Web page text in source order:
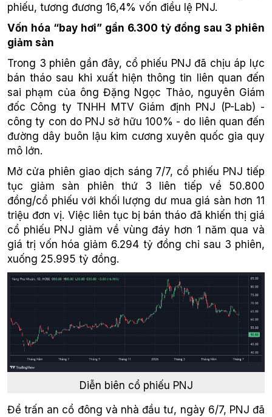
phiếu, tương đương 16,4% vốn điều lệ PNJ.
Vốn hóa “bay hơi” gần 6.300 tỷ đồng sau 3 phiên
giảm sàn
Trong 3 phiên gần đây, cổ phiếu PNJ đã chịu áp lực
bán tháo sau khi xuất hiện thông tin liên quan đến
sai phạm của ông Đặng Ngọc Thảo, nguyên Giám
đốc Công ty TNHH MTV Giám định PNJ (P-Lab) -
công ty con do PNJ sở hữu 100% - do liên quan đến
đường dây buôn lậu kim cương xuyên quốc gia quy
mô lớn.
Mở cửa phiên giao dịch sáng 7/7, cổ phiếu PNJ tiếp
tục giảm sàn phiên thứ 3 liên tiếp về 50.800
đồng/cổ phiếu với khối lượng dư mua giá sàn hơn 11
triệu đơn vị. Việc liên tục bị bán tháo đã khiến thị giá
cổ phiếu PNJ giảm về vùng đáy hơn 1 năm qua và
giá trị vốn hóa giảm 6.294 tỷ đồng chỉ sau 3 phiên,
xuống 25.995 tỷ đồng.
Diễn biên cổ phiếu PNJ
Để trấn an cổ đông và nhà đầu tư, ngày 6/7, PNJ đã